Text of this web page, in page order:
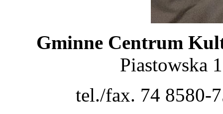
Gminne Centrum
Piastowska
tel./fax. 74 8580-